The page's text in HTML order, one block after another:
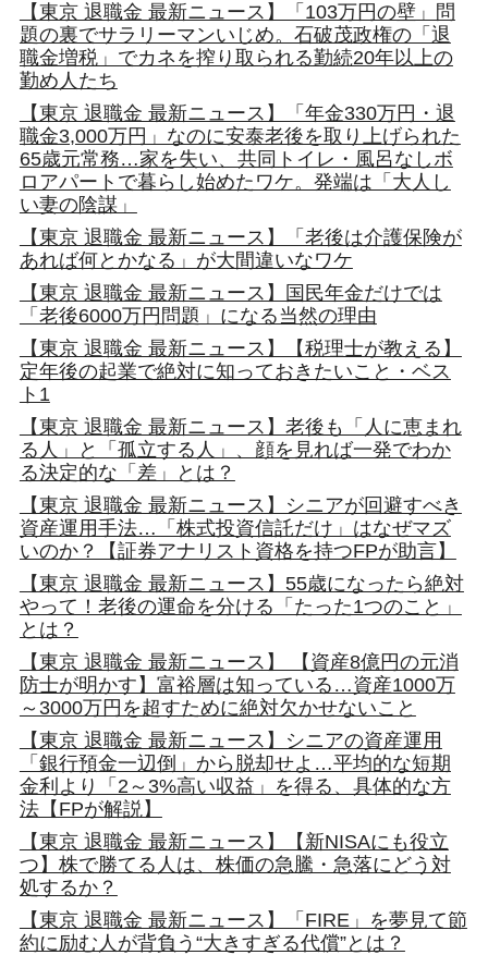
【東京 退職金 最新ニュース】「103万円の壁」問
題の裏でサラリーマンいじめ。石破茂政権の「退
職金増税」でカネを搾り取られる勤続20年以上の
勤め人たち
【東京 退職金 最新ニュース】「年金330万円・退
職金3,000万円」なのに安泰老後を取り上げられた
65歳元常務…家を失い、共同トイレ・風呂なしボ
ロアパートで暮らし始めたワケ。発端は「大人し
い妻の陰謀」
【東京 退職金 最新ニュース】「老後は介護保険が
あれば何とかなる」が大間違いなワケ
【東京 退職金 最新ニュース】国民年金だけでは
「老後6000万円問題」になる当然の理由
【東京 退職金 最新ニュース】【税理士が教える】
定年後の起業で絶対に知っておきたいこと・ベス
ト1
【東京 退職金 最新ニュース】老後も「人に恵まれ
る人」と「孤立する人」、顔を見れば一発でわか
る決定的な「差」とは？
【東京 退職金 最新ニュース】シニアが回避すべき
資産運用手法…「株式投資信託だけ」はなぜマズ
いのか？【証券アナリスト資格を持つFPが助言】
【東京 退職金 最新ニュース】55歳になったら絶対
やって！老後の運命を分ける「たった1つのこと」
とは？
【東京 退職金 最新ニュース】 【資産8億円の元消
防士が明かす】富裕層は知っている…資産1000万
～3000万円を超すために絶対欠かせないこと
【東京 退職金 最新ニュース】シニアの資産運用
「銀行預金一辺倒」から脱却せよ…平均的な短期
金利より「2～3%高い収益」を得る、具体的な方
法【FPが解説】
【東京 退職金 最新ニュース】【新NISAにも役立
つ】株で勝てる人は、株価の急騰・急落にどう対
処するか？
【東京 退職金 最新ニュース】「FIRE」を夢見て節
約に励む人が背負う“大きすぎる代償”とは？